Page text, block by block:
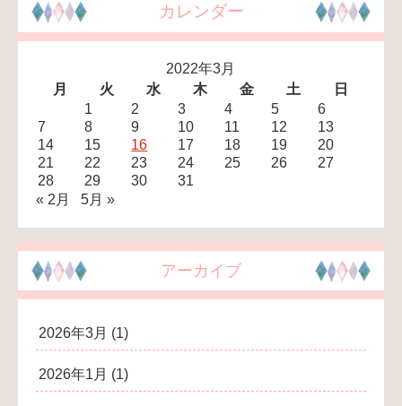
カレンダー
2022年3月
月
火 水 木 金 土
日
1
2 3 4 5
6
7
8 9 10 11 12
13
14
15 16 17 18 19
20
21
22 23 24 25 26
27
28
29 30
31
« 2月
5月 »
アーカイブ
2026年3月 (1)
2026年1月 (1)